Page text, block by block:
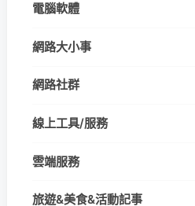
電腦軟體
網路大小事
網路社群
線上工具/服務
雲端服務
旅遊&美食&活動記事